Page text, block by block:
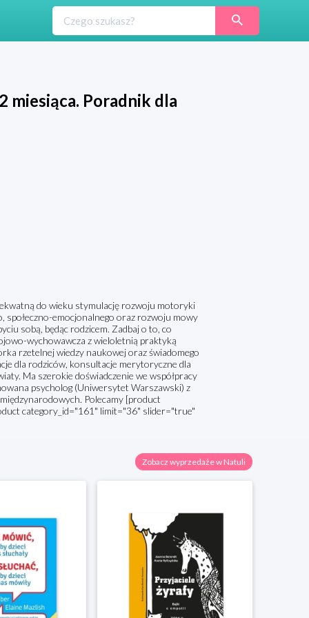
miesiąca. Poradnik dla
do wieku stymulację rozwoju motoryki
społeczno-emocjonalnego oraz rozwoju mowy
sobą, będąc rodzicem. Zadbaj o to, co
wychowawcza z wieloletnią praktyką
rzetelnej wiedzy naukowej oraz świadomego
dla rodziców, konsultacje merytoryczne dla
Ma szerokie doświadczenie we współpracy
psycholog (Uniwersytet Warszawski) z
Polecamy [product
category_id="161" limit="36" slider="true"
Zobacz wyprzedaże w Natuli